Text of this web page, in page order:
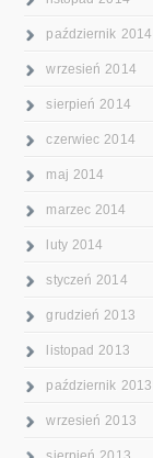
październik 2014
wrzesień 2014
sierpień 2014
czerwiec 2014
maj 2014
marzec 2014
luty 2014
styczeń 2014
grudzień 2013
listopad 2013
październik 2013
wrzesień 2013